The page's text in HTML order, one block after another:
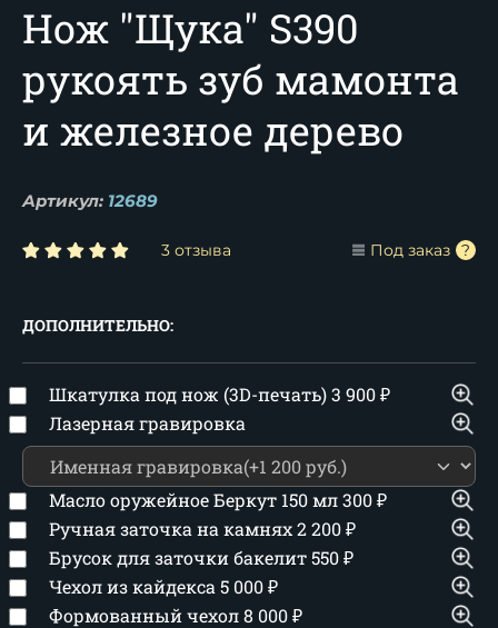
Нож "Щука" S390
рукоять зуб мамонта
и железное дерево
Артикул: 12689
3 отзыва Под заказ
ДОПОЛНИТЕЛЬНО:
Шкатулка под нож (3D-печать)3 900₽
Лазерная гравировка
Масло оружейное Беркут 150 мл300₽
Ручная заточка на камнях2 200₽
Брусок для заточки бакелит550₽
Чехол из кайдекса 5 000₽
Формованный чехол8 000₽